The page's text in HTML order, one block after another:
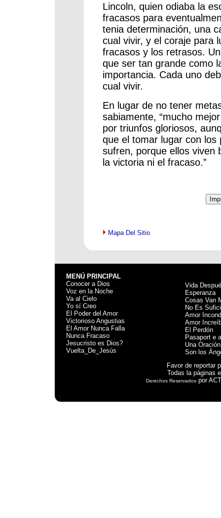
Lincoln, quien odiaba la
fracasos para
tenia determinación, una
cual vivir, y el coraje para
fracasos y los retrasos.
que ser tan grande como
importancia. Cada uno
cual vivir.
En lugar de no tener
sabiamente, “mucho
por triunfos gloriosos,
que el tomar lugar con
sufren, porque ellos viven
la victoria ni el fracaso.”
Mapa Del Sitio
MENÚ PRINCIPAL
Conocer a Dios
Voz en la Noche
Va al Cielo
Yo sí Creo
El Poder del Amor
Victorioso Angustias
El Amor Nunca Falla
Nunca Fracaso
Jesucristo es Dios?
Vuelta_De_Jesús
Vida
Esperanza
Cosas Van
No Es
Amor
Amor
El Perdón
Pasaport e
Una Oración
Son los
Favor de reportar
Todas la páginas
Derechos Reservadospor